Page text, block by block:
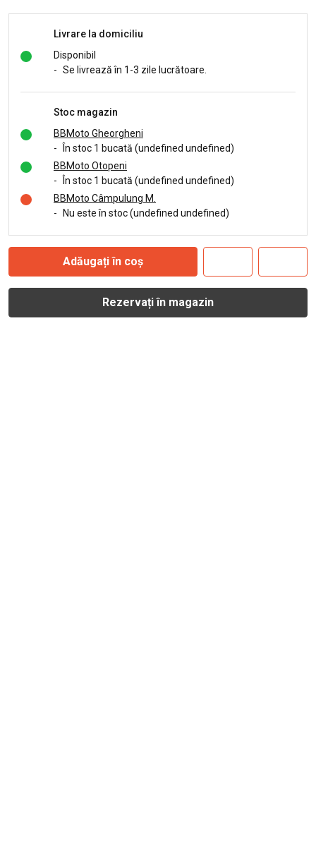
Livrare la domiciliu
Disponibil
- Se livrează în 1-3 zile lucrătoare.
Stoc magazin
BBMoto Gheorgheni
-
În stoc 1 bucată (undefined undefined)
BBMoto Otopeni
-
În stoc 1 bucată (undefined undefined)
BBMoto Câmpulung M.
-
Nu este în stoc (undefined undefined)
Adăugați în coș
Rezervați în magazin